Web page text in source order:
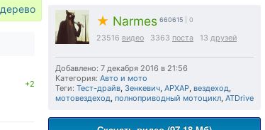
★ Narmes 660615 | 0
23516 видео 3363 поста 13 друзей
Добавлено: 7 декабря 2016 в 21:56
Категория: Авто и мото
Теги: Тест-драйв, Зенкевич, АРХАР, вездеход,
мотовездеход, полноприводный мотоцикл, ATDrive
дерево
+2